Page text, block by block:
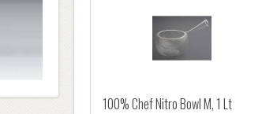
100% Chef Nitro Bowl M, 1 Lt